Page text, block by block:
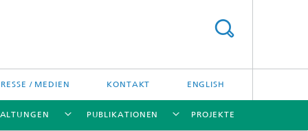
/ MEDIEN KONTAKT ENGLISH
PUBLIKATIONEN PROJEKTE